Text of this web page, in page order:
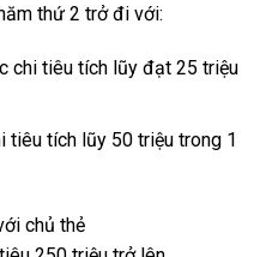
thứ 2 trở đi với:
chi tiêu tích lũy đạt 25 triệu
tiêu tích lũy 50 triệu trong 1
chủ thẻ